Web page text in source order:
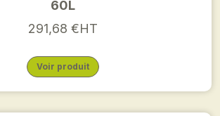
60L
291,68 €HT
Voir produit